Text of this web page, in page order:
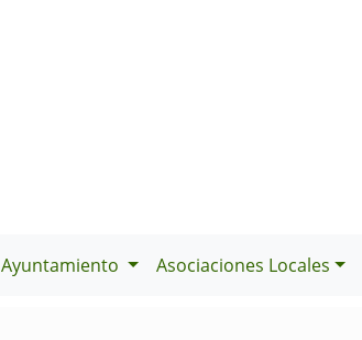
Ayuntamiento Asociaciones Locales